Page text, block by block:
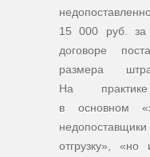
15 000 руб. за
договоре
размера
На
в основном
отгрузку»,